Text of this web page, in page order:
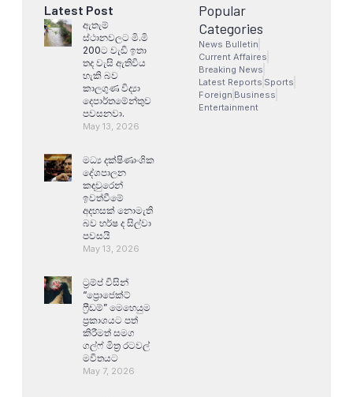
Latest Post
ඇතැම්
ස්ථානවලට මි.මි
200ට වැඩි ඉතා
තද වැසි ඇතිවිය
හැකි බව
කාලගුණ විද්‍යා
දෙපාර්තමේන්තුව
පවසනවා.
May 13, 2026
මධ්‍ය දක්ෂිණාංශික
දේශපාලන
කඳවුරෙන්
ඉවත්වීමේ
අදහසක් නොමැති
බව හර්ෂ ද සිල්වා
පවසයි
May 13, 2026
ට්‍රම්ප් විසින්
“ප්‍රොජෙක්ට්
ෆ්‍රීඩම්” මෙහෙයුම
ප්‍රකාශයට පත්
කිරීමත් සමග
ගල්ෆ් මිත්‍ර රටවල්
මවිතයට
May 7, 2026
Popular
Categories
News Bulletin
Current Affaires
Breaking News
Latest Reports Sports
Foreign Business
Entertainment